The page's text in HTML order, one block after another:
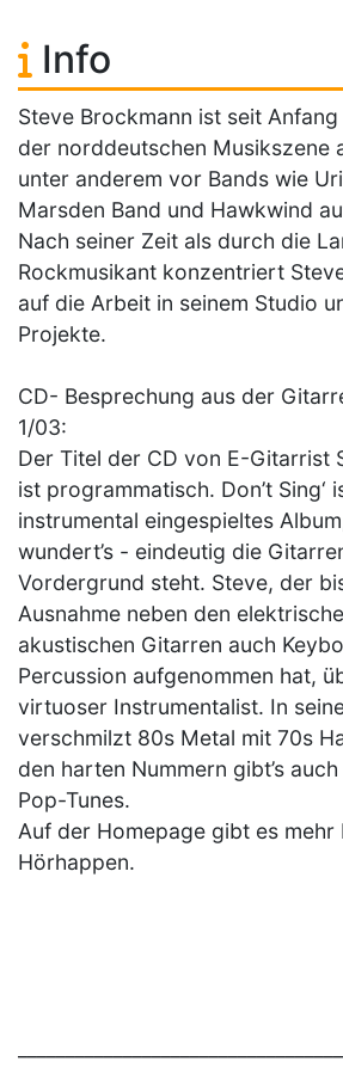
Info
Steve Brockmann ist seit
der norddeutschen Musikszene
unter anderem vor Bands wie
Marsden Band und Hawkwind
Nach seiner Zeit als durch die
Rockmusikant konzentriert
auf die Arbeit in seinem Studio
Projekte.
CD- Besprechung aus der
1/03:
Der Titel der CD von E-Gitarrist
ist programmatisch. Don’t Sing‘
instrumental eingespieltes
wundert’s - eindeutig die
Vordergrund steht. Steve, der
Ausnahme neben den
akustischen Gitarren auch
Percussion aufgenommen hat,
virtuoser Instrumentalist. In
verschmilzt 80s Metal mit 70s
den harten Nummern gibt’s
Pop-Tunes.
Auf der Homepage gibt es mehr
Hörhappen.